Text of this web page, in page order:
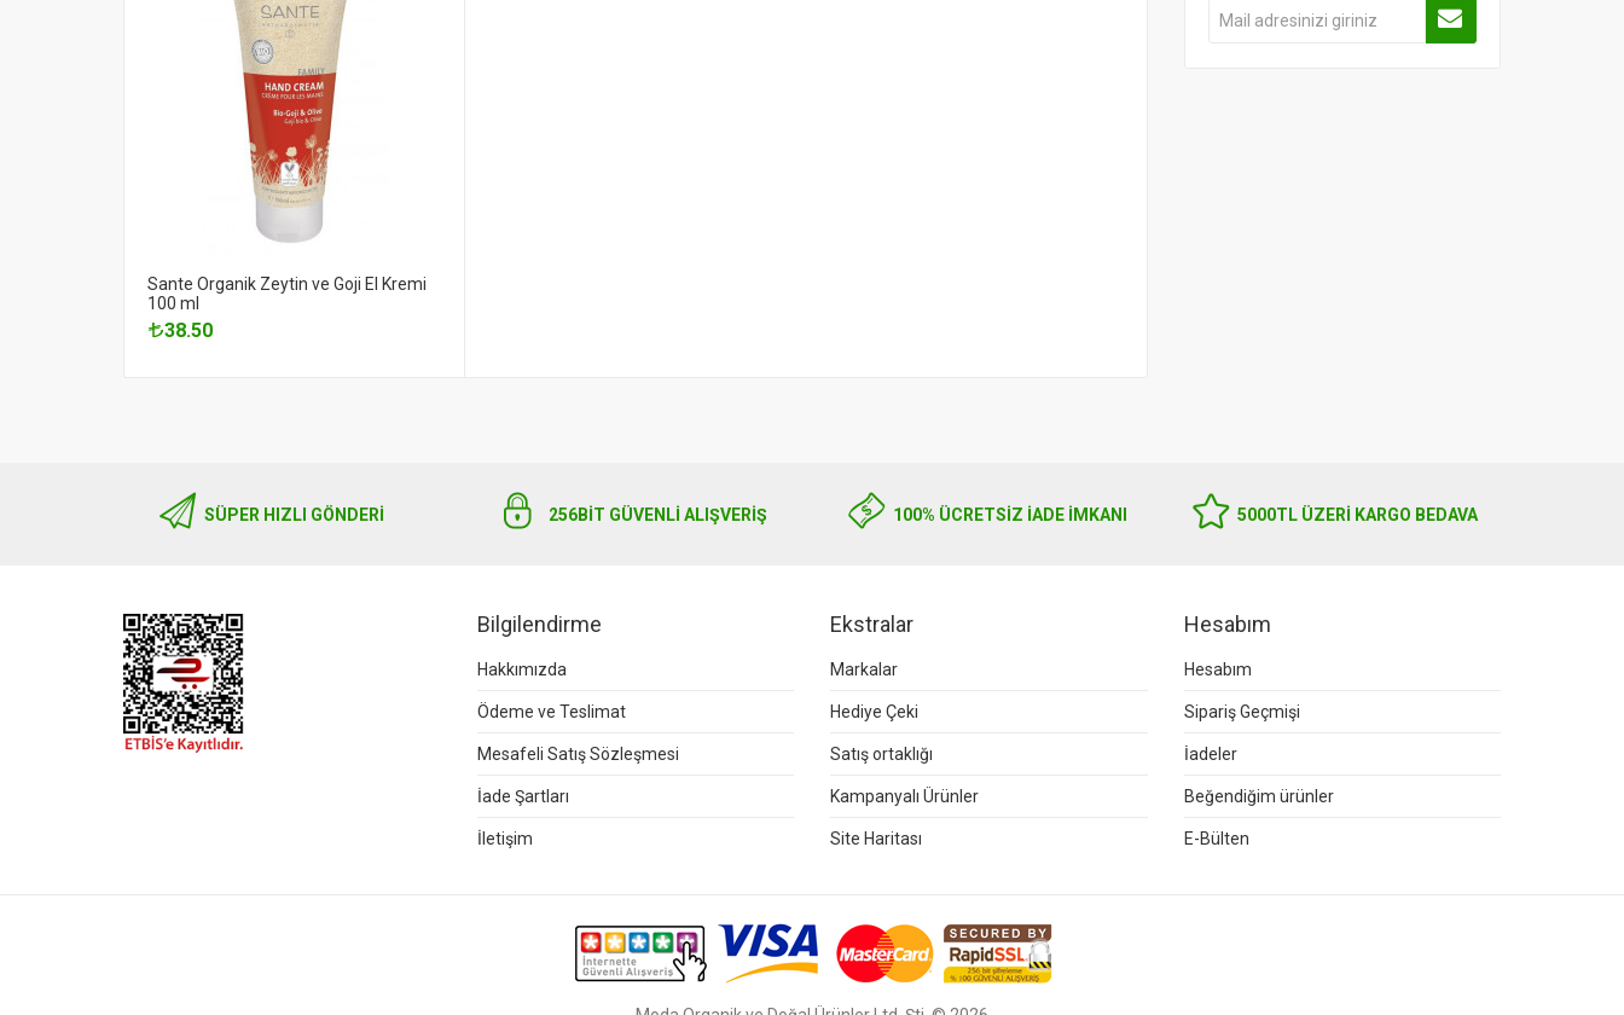
Sante Organik Zeytin ve Goji El Kremi
100 ml
38.50
SÜPER HIZLI GÖNDERI 256BIT GÜVENLİ ALIŞVERİŞ 100% ÜCRETSİZ İADE İMKANI 5000TL ÜZERI KARGO BEDAVA
Bilgilendirme
Hakkımızda
Ödeme ve Teslimat
Mesafeli Satış Sözleşmesi
İade Şartları
İletişim
Ekstralar
Markalar
Hediye Çeki
Satış ortaklığı
Kampanyalı Ürünler
Site Haritası
Hesabım
Hesabım
Sipariş Geçmişi
İadeler
Beğendiğim ürünler
E-Bülten